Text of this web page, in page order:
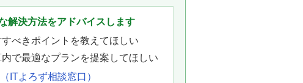
解決方法をアドバイスします
べきポイントを教えてほしい
で最適なプランを提案してほしい
ITよろず相談窓口）